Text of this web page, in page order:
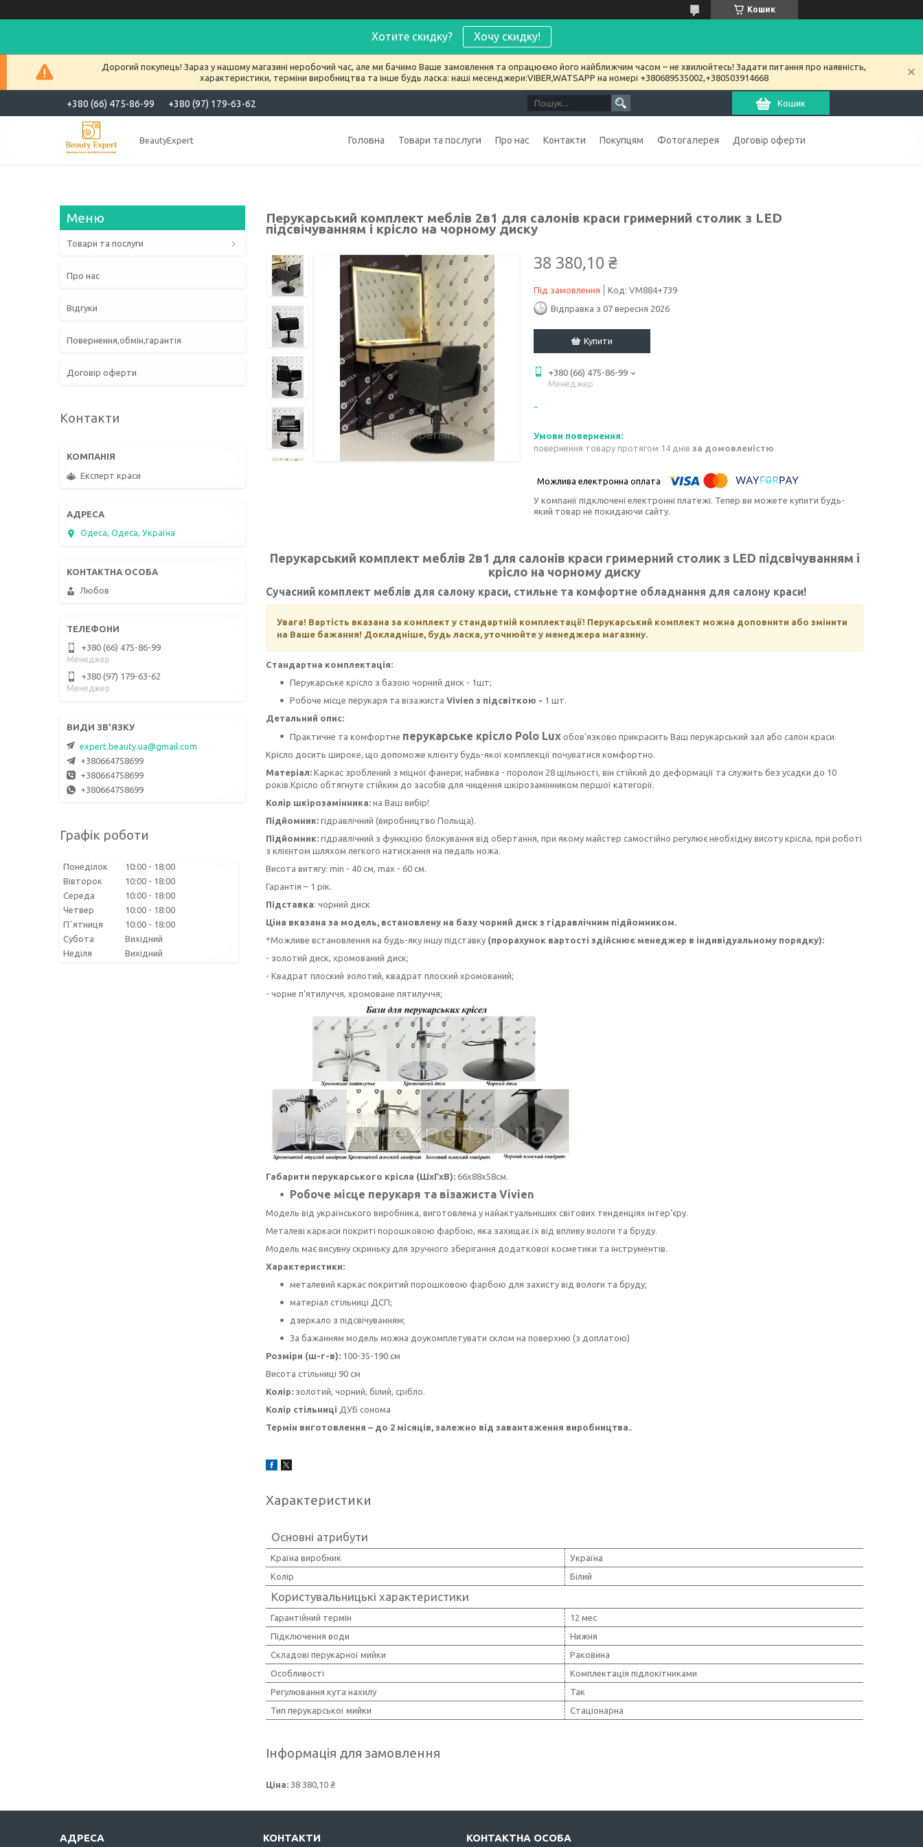
Кошик
Хотите скидку? Хочу скидку!
Дорогий покупець! Зараз у нашому магазині неробочий час, але ми бачимо Ваше замовлення та опрацюємо його найближчим часом – не хвилюйтесь! Задати питання про наявність,
характеристики, терміни виробництва та інше будь ласка: наші месенджери:VIBER,WATSAPP на номері +380689535002,+380503914668
+380 (66) 475-86-99 +380 (97) 179-63-62 Кошик
BeautyExpert Головна Товари та послуги Про нас Контакти Покупцям Фотогалерея Договір оферти
Перукарський комплект меблів 2в1 для салонів краси гримерний столик з LED
підсвічуванням і крісло на чорному диску
38 380,10 ₴
Під замовлення Код: VM884+739
Відправка з 07 вересня 2026
Купити
+380 (66) 475-86-99
Менеджер
повернення товару протягом 14 днів за домовленістю
У компанії підключені електронні платежі. Тепер ви можете купити будь-
який товар не покидаючи сайту.
Перукарський комплект меблів 2в1 для салонів краси гримерний столик з LED підсвічуванням і
крісло на чорному диску
Сучасний комплект меблів для салону краси, стильне та комфортне обладнання для салону краси!
Увага! Вартість вказана за комплект у стандартній комплектації! Перукарський комплект можна доповнити або змінити
на Ваше бажання! Докладніше, будь ласка, уточнюйте у менеджера магазину.
Стандартна комплектація:
Перукарське крісло з базою чорний диск - 1шт;
Робоче місце перукаря та візажиста Vivien з підсвіткою - 1 шт.
Детальний опис:
Практичне та комфортне перукарське крісло Polo Lux обов'язково прикрасить Ваш перукарський зал або салон краси.
Крісло досить широке, що допоможе клієнту будь-якої комплекції почуватися комфортно.
Матеріал: Каркас зроблений з міцної фанери; набивка - поролон 28 щільності, він стійкий до деформації та служить без усадки до 10
років.Крісло обтягнуте стійким до засобів для чищення шкірозамінником першої категорії.
Колір шкірозамінника: на Ваш вибір!
Підйомник: гідравлічний (виробництво Польща).
Підйомник: гідравлічний з функцією блокування від обертання, при якому майстер самостійно регулює необхідну висоту крісла, при роботі
з клієнтом шляхом легкого натискання на педаль ножа.
Висота витягу: min - 40 см, max - 60 см.
Гарантія – 1 рік.
Підставка: чорний диск
Ціна вказана за модель, встановлену на базу чорний диск з гідравлічним підйомником.
*Можливе встановлення на будь-яку іншу підставку (прорахунок вартості здійснює менеджер в індивідуальному порядку):
- золотий диск, хромований диск;
- Квадрат плоский золотий, квадрат плоский хромований;
- чорне п'ятилуччя, хромоване пятилуччя;
Габарити перукарського крісла (ШхГхВ): 66х88х58см.
Робоче місце перукаря та візажиста Vivien
Модель від українського виробника, виготовлена у найактуальніших світових тенденціях інтер'єру.
Металеві каркаси покриті порошковою фарбою, яка захищає їх від впливу вологи та бруду.
Модель має висувну скриньку для зручного зберігання додаткової косметики та інструментів.
Характеристики:
металевий каркас покритий порошковою фарбою для захисту від вологи та бруду;
матеріал стільниці ДСП;
дзеркало з підсвічуванням;
За бажанням модель можна доукомплетувати склом на поверхню (з доплатою)
Розміри (ш-г-в): 100-35-190 см
Висота стільниці 90 см
Колір: золотий, чорний, білий, срібло.
Колір стільниці ДУБ сонома
Термін виготовлення – до 2 місяців, залежно від завантаження виробництва.
Характеристики
Основні атрибути
Країна виробник
Україна
Колір
Білий
Користувальницькі характеристики
Гарантійний термін
12 мес
Підключення води
Нижня
Складові перукарної мийки
Раковина
Особливості
Комплектація підлокітниками
Регулювання кута нахилу
Так
Тип перукарської мийки
Стаціонарна
Інформація для замовлення
Ціна: 38 380,10 ₴
Товари та послуги
Про нас
Відгуки
Повернення,обмін,гарантія
Договір оферти
Контакти
Експерт краси
Одеса, Одеса, Україна
Любов
+380 (66) 475-86-99
Менеджер
+380 (97) 179-63-62
Менеджер
expert.beauty.ua@gmail.com
+380664758699
+380664758699
+380664758699
Графік роботи
Понеділок 10:00
18:00
Вівторок
10:00
18:00
Середа
10:00
18:00
Четвер
10:00
18:00
Пʼятниця
10:00
18:00
Субота
Вихідний
Неділя
Вихідний